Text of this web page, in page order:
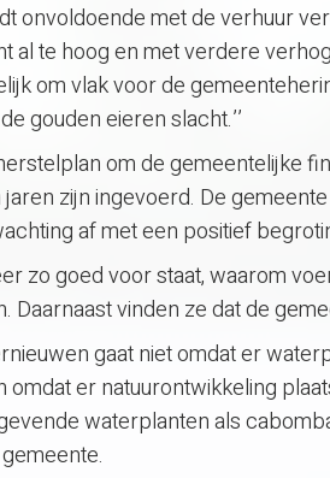
onvoldoende met de verhuur
al te hoog en met verdere
om vlak voor de
gouden eieren slacht.’’
om de gemeentelijke
zijn ingevoerd. De
af met een positief
zo goed voor staat, waarom
vinden ze dat de
gaat niet omdat er
er natuurontwikkeling
waterplanten als